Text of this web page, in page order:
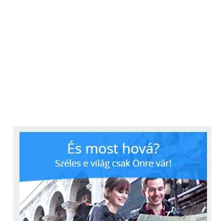
szoftverünket is átírtuk.
Harmadik fontos
fejlesztésként az autó
elektronikai paneljét
modernebb, könnyebben
átlátható nyomtatott